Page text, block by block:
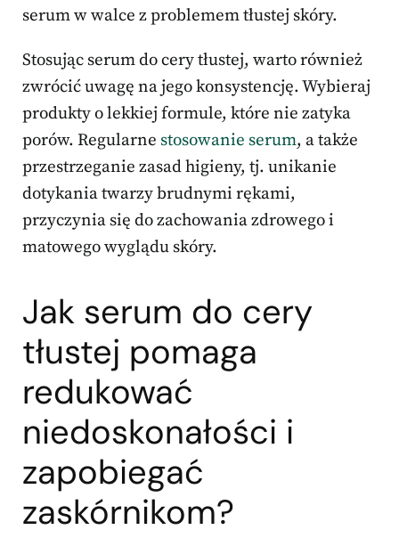
serum w walce z problemem tłustej skóry.
Stosując serum do cery tłustej, warto również
zwrócić uwagę na jego konsystencję. Wybieraj
produkty o lekkiej formule, które nie zatyka
porów. Regularne stosowanie serum, a także
przestrzeganie zasad higieny, tj. unikanie
dotykania twarzy brudnymi rękami,
przyczynia się do zachowania zdrowego i
matowego wyglądu skóry.
Jak serum do cery
tłustej pomaga
redukować
niedoskonałości i
zapobiegać
zaskórnikom?